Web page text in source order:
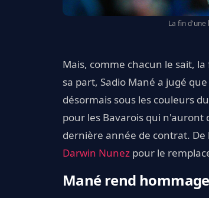
La fin d'une
Mais, comme chacun le sait,
sa part, Sadio Mané a jugé
désormais sous les couleurs
pour les Bavarois qui
dernière année de contrat.
Darwin Nunez pour le
Mané rend